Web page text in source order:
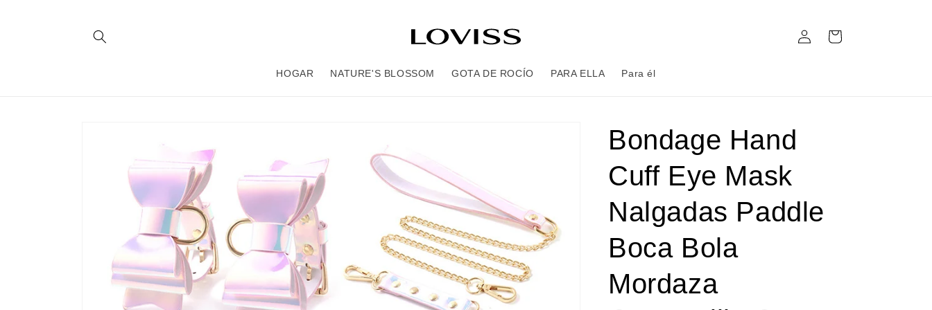
HOGAR NATURE'S BLOSSOM GOTA DE ROCÍO PARA ELLA Para él
sesión
Carrito
del producto
Bondage Hand
Cuff Eye Mask
Nalgadas Paddle
Boca Bola
Mordaza